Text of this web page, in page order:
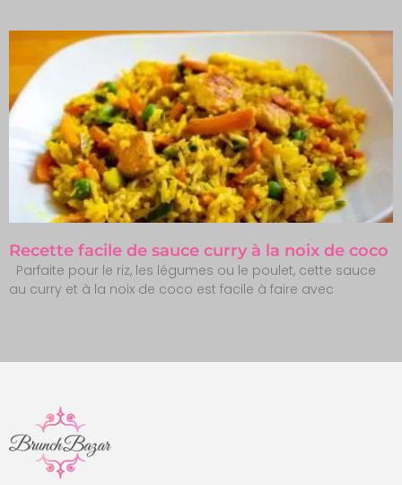
Recette facile de sauce curry à la noix de coco
Parfaite pour le riz, les légumes ou le poulet, cette sauce
au curry et à la noix de coco est facile à faire avec